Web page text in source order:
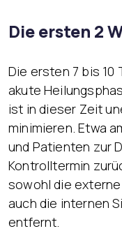
Die ersten 2
Die ersten 7 bis 10
akute
ist in dieser Zeit
minimieren. Etwa
und Patienten zur
Kontrolltermin
sowohl die
auch die internen
entfernt.